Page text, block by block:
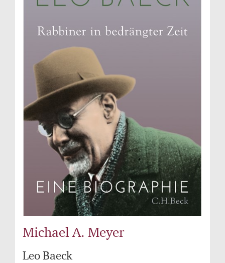
Michael A. Meyer
Leo Baeck